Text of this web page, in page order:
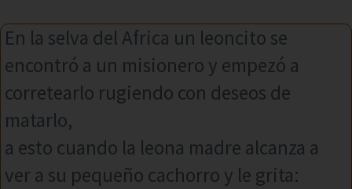
En la selva del Africa un leoncito se
encontró a un misionero y empezó a
corretearlo rugiendo con deseos de
matarlo,
a esto cuando la leona madre alcanza a
ver a su pequeño cachorro y le grita: